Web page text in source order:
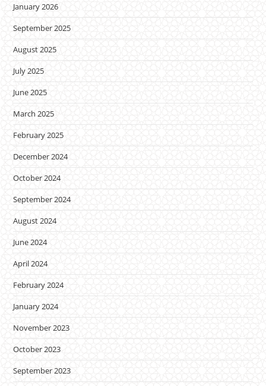
January 2026
September 2025
August 2025
July 2025
June 2025
March 2025
February 2025
December 2024
October 2024
September 2024
August 2024
June 2024
April 2024
February 2024
January 2024
November 2023
October 2023
September 2023